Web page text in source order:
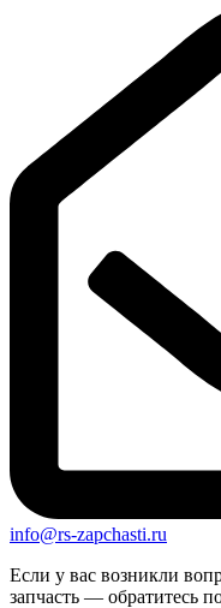
info@rs-zapchasti.ru
Если у вас возникли
запчасть — обратитесь